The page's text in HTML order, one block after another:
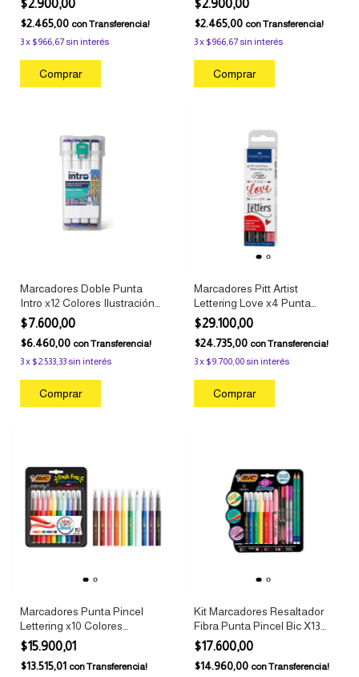
$2.900,00
$2.465,00 conTransferencia!
3x $966,67sin interés
Comprar
$2.900,00
$2.465,00 conTransferencia!
3x $966,67sin interés
Comprar
Marcadores Doble Punta
Intro x12 Colores Ilustración
Filgo
$7.600,00
$6.460,00 conTransferencia!
3x $2.533,33sin interés
Marcadores Pitt Artist
Lettering Love x4 Punta
Pincel Faber-Castell
$29.100,00
$24.735,00 conTransferencia!
3x $9.700,00sin interés
Marcadores Punta Pincel
Lettering x10 Colores
Intensity Surtido Bic
$15.900,01
$13.515,01 conTransferencia!
Kit Marcadores Resaltador
Fibra Punta Pincel Bic X13
Colores
$17.600,00
$14.960,00 conTransferencia!